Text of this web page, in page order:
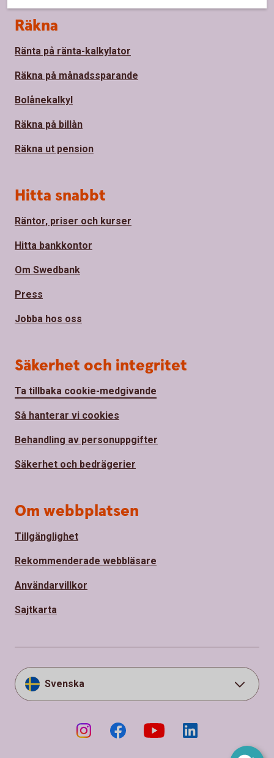
Sidfot
Räkna
Ränta på ränta-kalkylator
Räkna på månadssparande
Bolånekalkyl
Räkna på billån
Räkna ut pension
Hitta snabbt
Räntor, priser och kurser
Hitta bankkontor
Om Swedbank
Press
Jobba hos oss
Säkerhet och integritet
Ta tillbaka cookie-medgivande
Så hanterar vi cookies
Behandling av personuppgifter
Säkerhet och bedrägerier
Om webbplatsen
Tillgänglighet
Rekommenderade webbläsare
Användarvillkor
Sajtkarta
Svenska